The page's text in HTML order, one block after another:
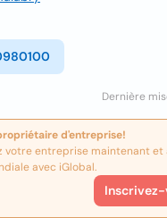
Dernière
d'entreprise!
votre entreprise maintenant et
avec iGlobal.